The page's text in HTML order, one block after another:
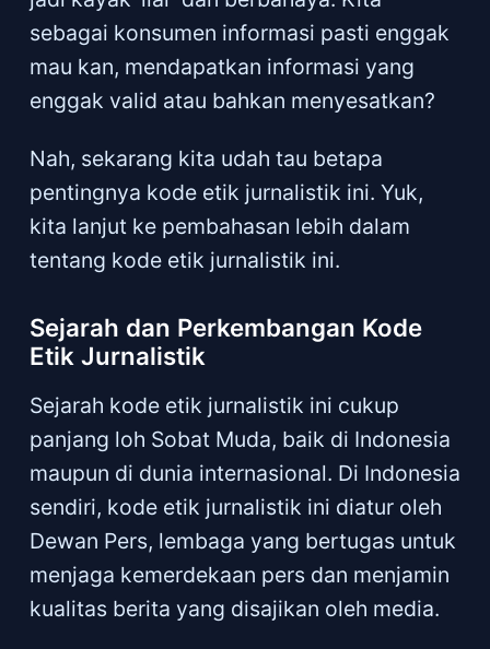
sebagai konsumen informasi pasti enggak
mau kan, mendapatkan informasi yang
enggak valid atau bahkan menyesatkan?
Nah, sekarang kita udah tau betapa
pentingnya kode etik jurnalistik ini. Yuk,
kita lanjut ke pembahasan lebih dalam
tentang kode etik jurnalistik ini.
Sejarah dan Perkembangan Kode
Etik Jurnalistik
Sejarah kode etik jurnalistik ini cukup
panjang loh Sobat Muda, baik di Indonesia
maupun di dunia internasional. Di Indonesia
sendiri, kode etik jurnalistik ini diatur oleh
Dewan Pers, lembaga yang bertugas untuk
menjaga kemerdekaan pers dan menjamin
kualitas berita yang disajikan oleh media.